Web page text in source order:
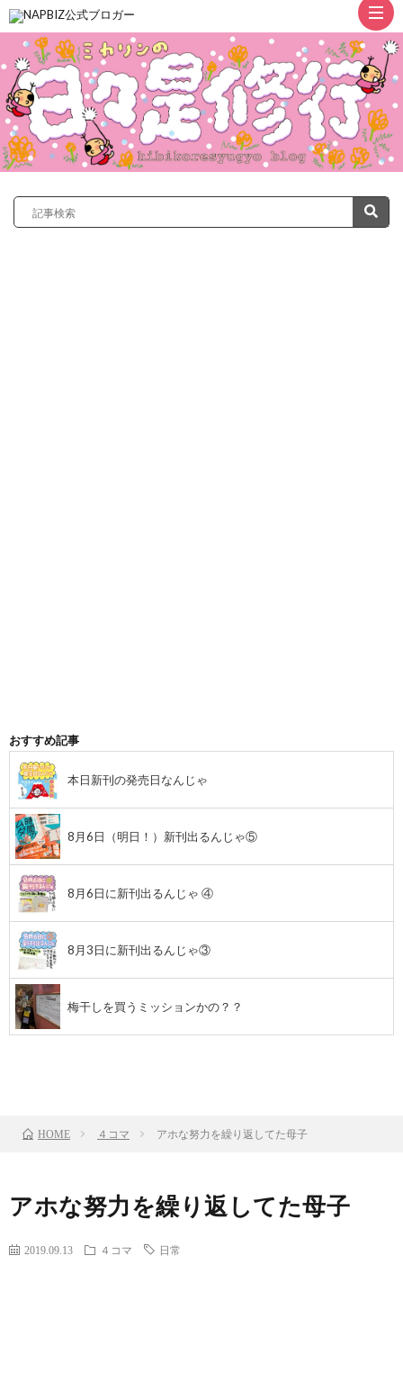
ト
ッ
おすすめ記事
本日新刊の発売日なんじゃ
8月6日（明日！）新刊出るんじゃ⑤
8月6日に新刊出るんじゃ ④
8月3日に新刊出るんじゃ③
梅干しを買うミッションかの？？
HOME ４コマ アホな努力を繰り返してた母子
アホな努力を繰り返してた母子
2019.09.13 ４コマ 日常